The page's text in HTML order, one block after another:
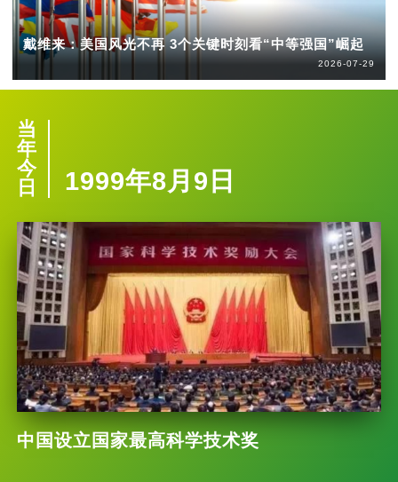
戴维来：美国风光不再 3个关键时刻看“中等强国”崛起
2026-07-29
当
年
今
日
1999年8月9日
中国设立国家最高科学技术奖